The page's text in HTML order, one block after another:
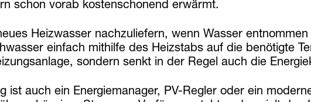
schon vorab kostenschonend erwärmt.
Heizwasser nachzuliefern, wenn Wasser
einfach mithilfe des Heizstabs auf die benötigte
sondern senkt in der Regel auch die
ist auch ein Energiemanager, PV-Regler oder ein